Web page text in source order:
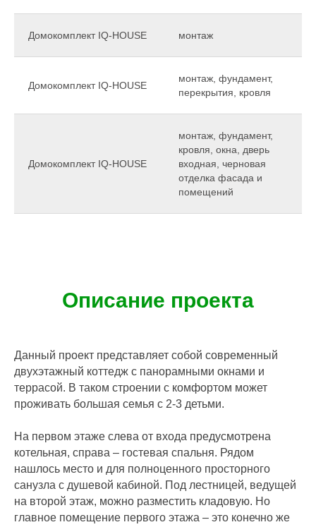
Домокомплект IQ-HOUSE монтаж
Домокомплект IQ-HOUSE
монтаж, фундамент,
перекрытия, кровля
Домокомплект IQ-HOUSE
монтаж, фундамент,
кровля, окна, дверь
входная, черновая
отделка фасада и
помещений
Описание проекта
Данный проект представляет собой современный
двухэтажный коттедж с панорамными окнами и
террасой. В таком строении с комфортом может
проживать большая семья с 2-3 детьми.
На первом этаже слева от входа предусмотрена
котельная, справа – гостевая спальня. Рядом
нашлось место и для полноценного просторного
санузла с душевой кабиной. Под лестницей, ведущей
на второй этаж, можно разместить кладовую. Но
главное помещение первого этажа – это конечно же